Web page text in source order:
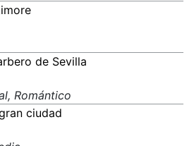
de Sevilla
Romántico
ciudad